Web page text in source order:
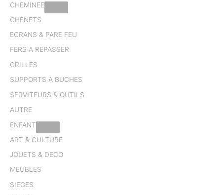
CHEMINEE
CHENETS
ECRANS & PARE FEU
FERS A REPASSER
GRILLES
SUPPORTS A BUCHES
SERVITEURS & OUTILS
AUTRE
ENFANT
ART & CULTURE
JOUETS & DECO
MEUBLES
SIEGES